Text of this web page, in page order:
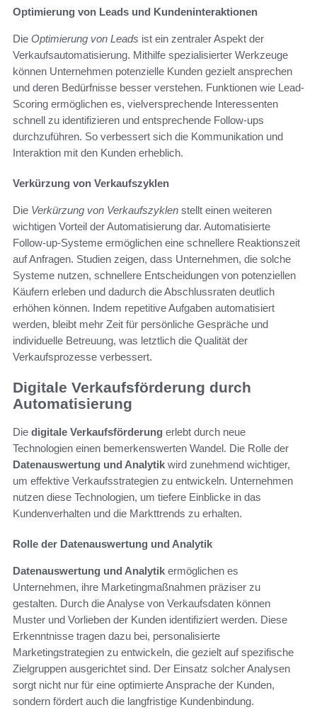
Optimierung von Leads und Kundeninteraktionen
Die Optimierung von Leads ist ein zentraler Aspekt der
Verkaufsautomatisierung. Mithilfe spezialisierter Werkzeuge
können Unternehmen potenzielle Kunden gezielt ansprechen
und deren Bedürfnisse besser verstehen. Funktionen wie Lead-
Scoring ermöglichen es, vielversprechende Interessenten
schnell zu identifizieren und entsprechende Follow-ups
durchzuführen. So verbessert sich die Kommunikation und
Interaktion mit den Kunden erheblich.
Verkürzung von Verkaufszyklen
Die Verkürzung von Verkaufszyklen stellt einen weiteren
wichtigen Vorteil der Automatisierung dar. Automatisierte
Follow-up-Systeme ermöglichen eine schnellere Reaktionszeit
auf Anfragen. Studien zeigen, dass Unternehmen, die solche
Systeme nutzen, schnellere Entscheidungen von potenziellen
Käufern erleben und dadurch die Abschlussraten deutlich
erhöhen können. Indem repetitive Aufgaben automatisiert
werden, bleibt mehr Zeit für persönliche Gespräche und
individuelle Betreuung, was letztlich die Qualität der
Verkaufsprozesse verbessert.
Digitale Verkaufsförderung durch
Automatisierung
Die digitale Verkaufsförderung erlebt durch neue
Technologien einen bemerkenswerten Wandel. Die Rolle der
Datenauswertung und Analytik wird zunehmend wichtiger,
um effektive Verkaufsstrategien zu entwickeln. Unternehmen
nutzen diese Technologien, um tiefere Einblicke in das
Kundenverhalten und die Markttrends zu erhalten.
Rolle der Datenauswertung und Analytik
Datenauswertung und Analytik ermöglichen es
Unternehmen, ihre Marketingmaßnahmen präziser zu
gestalten. Durch die Analyse von Verkaufsdaten können
Muster und Vorlieben der Kunden identifiziert werden. Diese
Erkenntnisse tragen dazu bei, personalisierte
Marketingstrategien zu entwickeln, die gezielt auf spezifische
Zielgruppen ausgerichtet sind. Der Einsatz solcher Analysen
sorgt nicht nur für eine optimierte Ansprache der Kunden,
sondern fördert auch die langfristige Kundenbindung.